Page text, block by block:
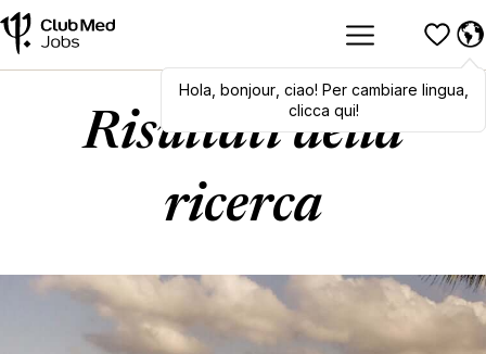
Hola,bonjour,ciao! To switch
languages, click here!
Hola bonjour, ciao! Per cambiare lingua,
clicca qui!
Risultati della
ricerca